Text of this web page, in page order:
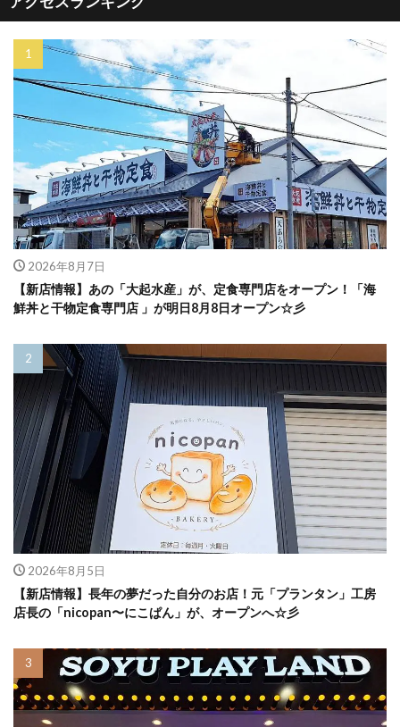
2026年8月7日
【新店情報】あの「大起水産」が、定食専門店をオープン！「海
鮮丼と干物定食専門店 」が明日8月8日オープン☆彡
2026年8月5日
【新店情報】長年の夢だった自分のお店！元「プランタン」工房
店長の「nicopan〜にこぱん」が、オープンへ☆彡